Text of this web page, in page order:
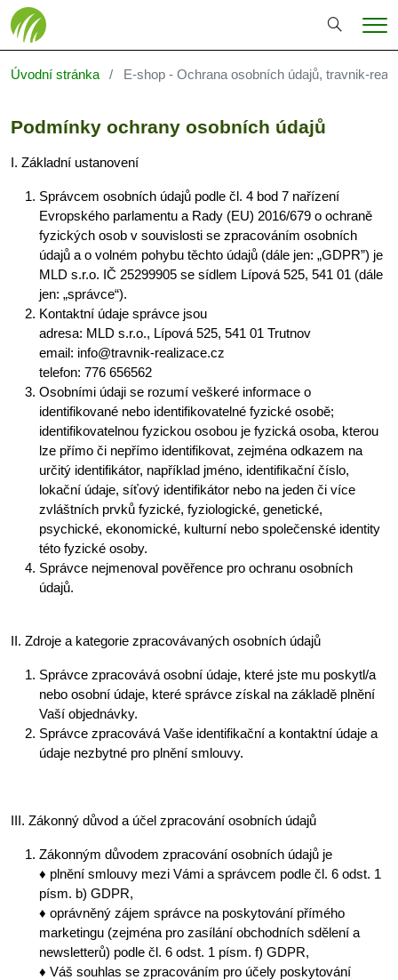
Hledání
Úvodní stránka E-shop - Ochrana osobních údajů, travnik-
Podmínky ochrany osobních údajů
I. Základní ustanovení
Správcem osobních údajů podle čl. 4 bod 7 nařízení
Evropského parlamentu a Rady (EU) 2016/679 o ochraně
fyzických osob v souvislosti se zpracováním osobních
údajů a o volném pohybu těchto údajů (dále jen: „GDPR”) je
MLD s.r.o. IČ 25299905 se sídlem Lípová 525, 541 01 (dále
jen: „správce“).
Kontaktní údaje správce jsou
adresa: MLD s.r.o., Lípová 525, 541 01 Trutnov
email: info@travnik-realizace.cz
telefon: 776 656562
Osobními údaji se rozumí veškeré informace o
identifikované nebo identifikovatelné fyzické osobě;
identifikovatelnou fyzickou osobou je fyzická osoba, kterou
lze přímo či nepřímo identifikovat, zejména odkazem na
určitý identifikátor, například jméno, identifikační číslo,
lokační údaje, síťový identifikátor nebo na jeden či více
zvláštních prvků fyzické, fyziologické, genetické,
psychické, ekonomické, kulturní nebo společenské identity
této fyzické osoby.
Správce nejmenoval pověřence pro ochranu osobních
údajů.
II. Zdroje a kategorie zpracovávaných osobních údajů
Správce zpracovává osobní údaje, které jste mu poskytl/a
nebo osobní údaje, které správce získal na základě plnění
Vaší objednávky.
Správce zpracovává Vaše identifikační a kontaktní údaje a
údaje nezbytné pro plnění smlouvy.
III. Zákonný důvod a účel zpracování osobních údajů
Zákonným důvodem zpracování osobních údajů je
♦ plnění smlouvy mezi Vámi a správcem podle čl. 6 odst. 1
písm. b) GDPR,
♦ oprávněný zájem správce na poskytování přímého
marketingu (zejména pro zasílání obchodních sdělení a
newsletterů) podle čl. 6 odst. 1 písm. f) GDPR,
♦ Váš souhlas se zpracováním pro účely poskytování